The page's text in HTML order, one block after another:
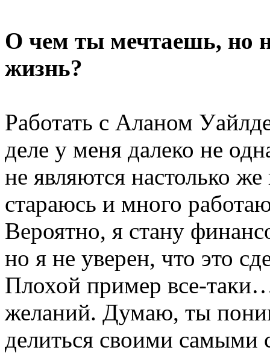
О чем ты мечтаешь, но
жизнь?
Работать с Аланом
деле у меня далеко не
не являются настолько
стараюсь и много
Вероятно, я стану
но я не уверен, что это
Плохой пример все-
желаний. Думаю, ты
делиться своими